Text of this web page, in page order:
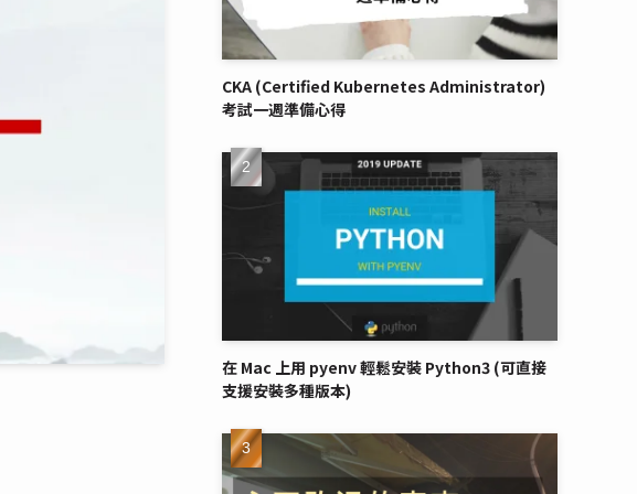
CKA (Certified Kubernetes Administrator)
考試一週準備心得
在 Mac 上用 pyenv 輕鬆安裝 Python3 (可直接
支援安裝多種版本)